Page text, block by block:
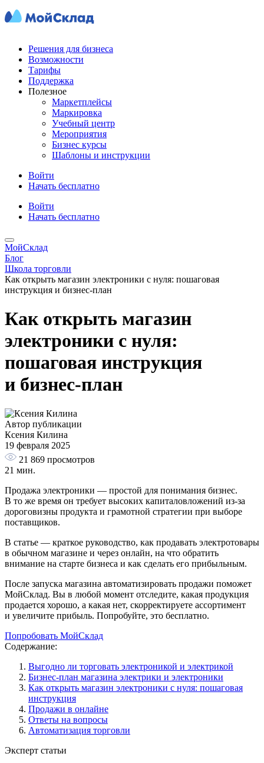
Решения для бизнеса
Возможности
Тарифы
Поддержка
Полезное
Маркетплейсы
Маркировка
Учебный центр
Мероприятия
Бизнес курсы
Шаблоны и инструкции
Войти
Начать бесплатно
Войти
Начать бесплатно
МойСклад
Блог
Школа торговли
Как открыть магазин электроники с нуля: пошаговая
инструкция и бизнес-план
Как открыть магазин
электроники с нуля:
пошаговая инструкция
и бизнес-план
Автор публикации
Ксения Килина
19 февраля 2025
21 869 просмотров
21 мин.
Продажа электроники — простой для понимания бизнес.
В то же время он требует высоких капиталовложений из-за
дороговизны продукта и грамотной стратегии при выборе
поставщиков.
В статье — краткое руководство, как продавать электротовары
в обычном магазине и через онлайн, на что обратить
внимание на старте бизнеса и как сделать его прибыльным.
После запуска магазина автоматизировать продажи поможет
МойСклад. Вы в любой момент отследите, какая продукция
продается хорошо, а какая нет, скорректируете ассортимент
и увеличите прибыль. Попробуйте, это бесплатно.
Попробовать МойСклад
Содержание:
Выгодно ли торговать электроникой и электрикой
Бизнес-план магазина электрики и электроники
Как открыть магазин электроники с нуля: пошаговая
инструкция
Продажи в онлайне
Ответы на вопросы
Автоматизация торговли
Эксперт статьи